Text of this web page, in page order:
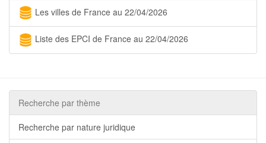
Les villes de France au 22/04/2026
Liste des EPCI de France au 22/04/2026
Recherche par thème
Recherche par nature juridique